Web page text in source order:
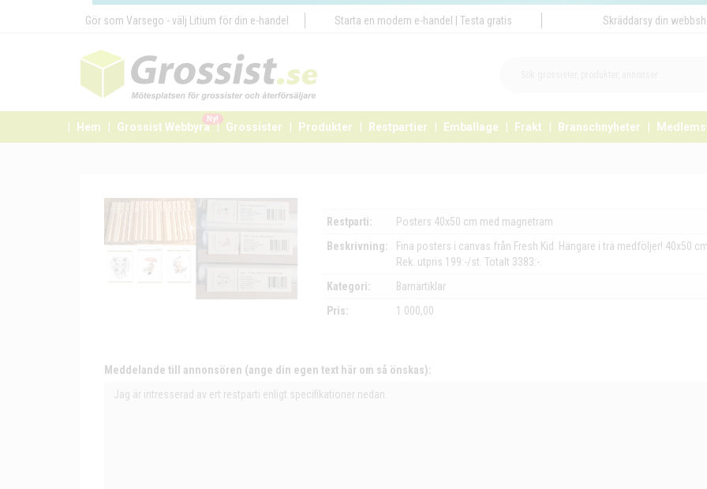
Gör som Varsego - välj Litium för din e-handel Starta en modern e-handel | Testa gratis Skräddarsy din
Hem Grossist Webbyrå
Ny!
Grossister Produkter Restpartier Emballage Frakt Branschnyheter
Restparti:
Posters 40x50 cm med magnetram
Beskrivning:
Fina posters i canvas från Fresh Kid. Hängare i trä medföljer! 40x50
Rek. utpris 199:-/st. Totalt 3383:-.
Kategori:
Barnartiklar
Pris:
1 000,00
Meddelande till annonsören (ange din egen text här om så önskas):